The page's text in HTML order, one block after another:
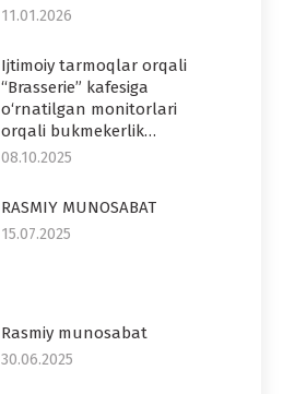
11.01.2026
Ijtimoiy tarmoqlar orqali
“Brasserie” kafesiga
o‘rnatilgan monitorlari
orqali bukmekerlik…
08.10.2025
RASMIY MUNOSABAT
15.07.2025
Rasmiy munosabat
30.06.2025